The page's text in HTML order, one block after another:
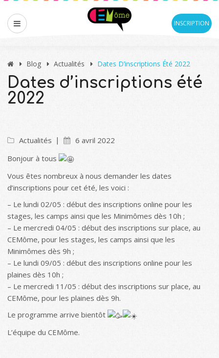
INSCRIPTION
Blog Actualités Dates D’inscriptions Été 2022
Dates d’inscriptions été
2022
Actualités
6 avril 2022
Bonjour à tous
Vous êtes nombreux à nous demander les dates
d’inscriptions pour cet été, les voici :
– Le lundi 02/05 : début des inscriptions online pour les
stages, les camps ainsi que les Minimômes dès 10h ;
– Le mercredi 04/05 : début des inscriptions sur place, au
CEMôme, pour les stages, les camps ainsi que les
Minimômes dès 9h ;
– Le lundi 09/05 : début des inscriptions online pour les
plaines dès 10h ;
– Le mercredi 11/05 : début des inscriptions sur place, au
CEMôme, pour les plaines dès 9h.
Le programme arrive bientôt
L’équipe du CEMôme.